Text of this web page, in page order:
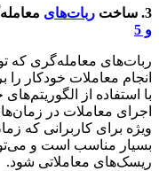
3. ساخت ربات‌های
و 5
ربات‌های معامله‌گری که
انجام معاملات خودکار را
با استفاده از
اجرای معاملات در
ویژه برای کاربرانی که
بسیار مناسب است و
ریسک‌های معاملاتی شود.